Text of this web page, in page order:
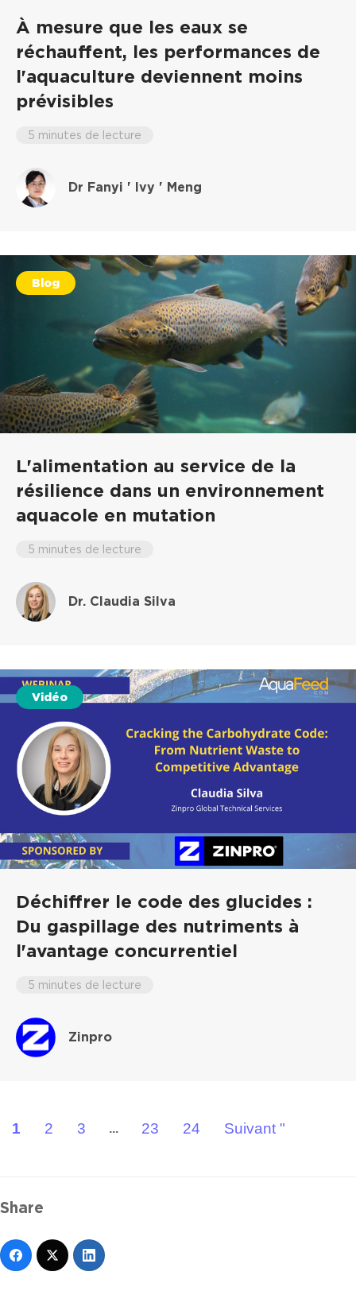
À mesure que les eaux se
réchauffent, les performances de
l'aquaculture deviennent moins
prévisibles
5 minutes de lecture
Dr Fanyi ' Ivy ' Meng
Blog
L'alimentation au service de la
résilience dans un environnement
aquacole en mutation
5 minutes de lecture
Dr. Claudia Silva
Vidéo
Déchiffrer le code des glucides :
Du gaspillage des nutriments à
l'avantage concurrentiel
5 minutes de lecture
Zinpro
1 2 3 ... 23 24 Suivant "
Share